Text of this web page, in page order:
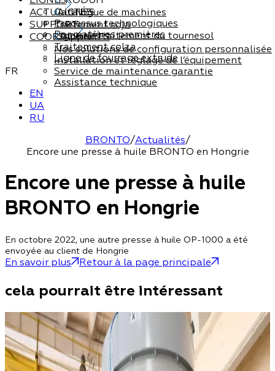
Catalogue de machines
Processus technologiques
Par matières premières
LIGNES
Traitement soja
Ligne de traitement du tournesol
Traitement colza
Ligne de fourrage extrude
ACTUALITÉS
SUPPORT
Support
Nos solutions de configuration personnalisée
Installation et réglage de l’équipement
Service de maintenance garantie
Assistance technique
COORDONNÉES
FR
EN
UA
RU
BRONTO/Actualités/
Encore une presse à huile BRONTO en Hongrie
Encore une presse à huile
BRONTO en Hongrie
En octobre 2022, une autre presse à huile OP-1000 a été
envoyée au client de Hongrie
En savoir plus Retour à la page principale
cela pourrait être intéressant